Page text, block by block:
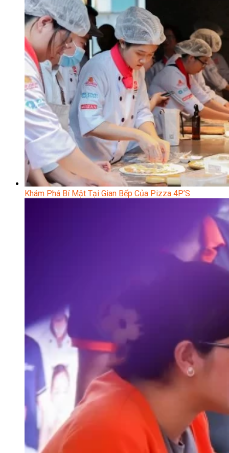
Khám Phá Bí Mật Tại Gian Bếp Của Pizza 4P’S